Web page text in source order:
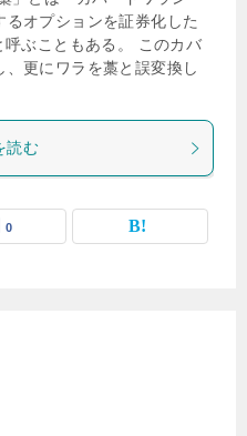
るオプションを証券化した
ぶこともある。 このカバ
更にワラを藁と誤変換し
読む
0